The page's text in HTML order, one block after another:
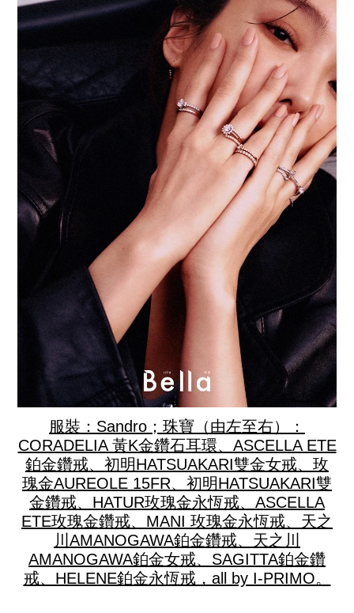
服裝：Sandro；珠寶（由左至右）：
CORADELIA 黃K金鑽石耳環、ASCELLA ETE
鉑金鑽戒、初明HATSUAKARI雙金女戒、玫
瑰金AUREOLE 15FR、初明HATSUAKARI雙
金鑽戒、HATUR玫瑰金永恆戒、ASCELLA
ETE玫瑰金鑽戒、MANI 玫瑰金永恆戒、天之
川AMANOGAWA鉑金鑽戒、天之川
AMANOGAWA鉑金女戒、SAGITTA鉑金鑽
戒、HELENE鉑金永恆戒，all by I-PRIMO。